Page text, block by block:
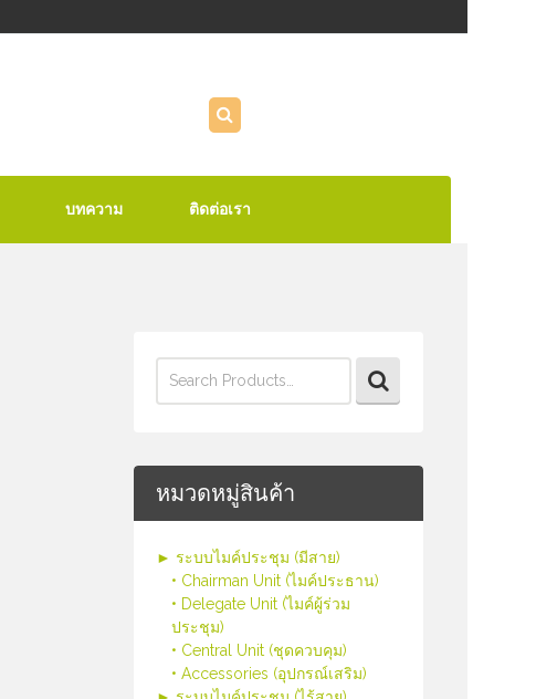
บทความ ติดต่อเรา
for:
หมวดหมู่สินค้า
► ระบบไมค์ประชุม (มีสาย)
• Chairman Unit (ไมค์ประธาน)
• Delegate Unit (ไมค์ผู้ร่วม
ประชุม)
• Central Unit (ชุดควบคุม)
• Accessories (อุปกรณ์เสริม)